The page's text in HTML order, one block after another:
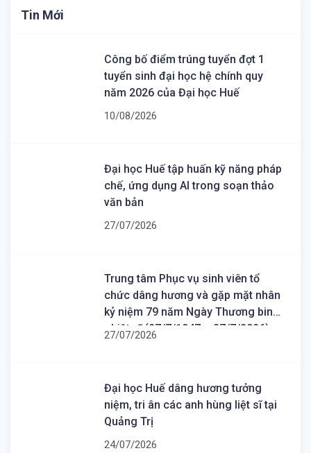
Tin Mới
Công bố điểm trúng tuyển đợt 1
tuyển sinh đại học hệ chính quy
năm 2026 của Đại học Huế
10/08/2026
Đại học Huế tập huấn kỹ năng pháp
chế, ứng dụng AI trong soạn thảo
văn bản
27/07/2026
Trung tâm Phục vụ sinh viên tổ
chức dâng hương và gặp mặt nhân
kỷ niệm 79 năm Ngày Thương binh
- Liệt sĩ (27/7/1947 – 27/7/2026)
27/07/2026
Đại học Huế dâng hương tưởng
niệm, tri ân các anh hùng liệt sĩ tại
Quảng Trị
24/07/2026